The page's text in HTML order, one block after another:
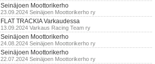
Seinäjoen Moottorikerho
23.09.2024 Seinäjoen Moottorikerho ry
FLAT TRACKIA Varkaudessa
13.09.2024 Varkaus Racing Team ry
Seinäjoen Moottorikerho
24.08.2024 Seinäjoen Moottorikerho ry
Seinäjoen Moottorikerho
22.07.2024 Seinäjoen Moottorikerho ry